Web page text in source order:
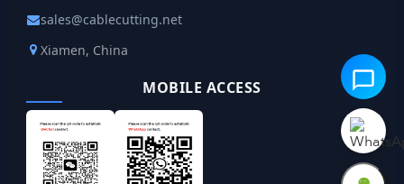
sales@cablecutting.net
Xiamen, China
MOBILE ACCESS